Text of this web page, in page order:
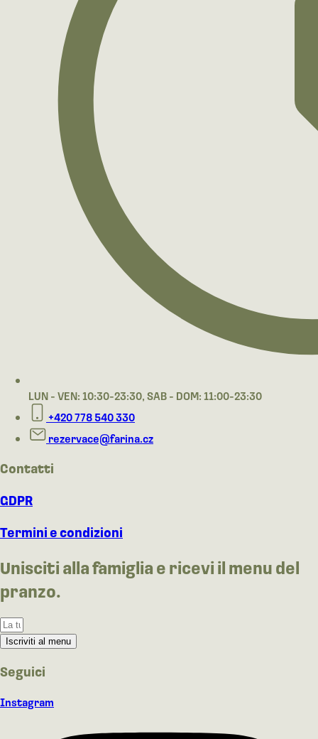
LUN - VEN: 10:30-23:30, SAB - DOM: 11:00-23:30
+420 778 540 330
rezervace@farina.cz
Contatti
GDPR
Termini e condizioni
Unisciti alla famiglia e ricevi il menu del
pranzo.
Iscriviti al menu
Seguici
Instagram